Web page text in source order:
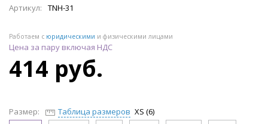
Артикул: TNH-31
Работаем с юридическими и физическими лицами
Цена за пару включая НДС
414 руб.
Размер: Таблица размеров XS (6)